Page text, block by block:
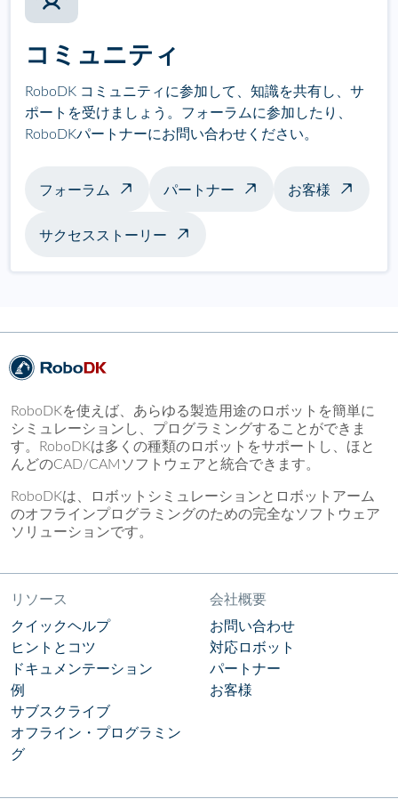
コミュニティ
RoboDK コミュニティに参加して、知識を共有し、サ
ポートを受けましょう。フォーラムに参加したり、
RoboDKパートナーにお問い合わせください。
フォーラム パートナー お客様
サクセスストーリー
RoboDKを使えば、あらゆる製造用途のロボットを簡単に
シミュレーションし、プログラミングすることができま
す。RoboDKは多くの種類のロボットをサポートし、ほと
んどのCAD/CAMソフトウェアと統合できます。
RoboDKは、ロボットシミュレーションとロボットアーム
のオフラインプログラミングのための完全なソフトウェア
ソリューションです。
リソース
クイックヘルプ
ヒントとコツ
ドキュメンテーション
例
サブスクライブ
オフライン・プログラミン
グ
会社概要
お問い合わせ
対応ロボット
パートナー
お客様